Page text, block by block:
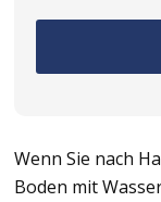
Wenn Sie nach
Boden mit